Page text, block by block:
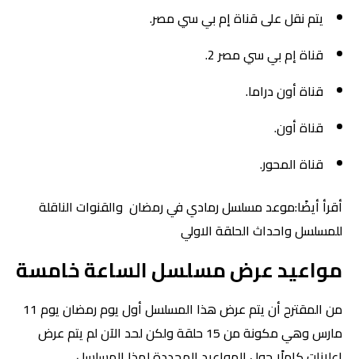
يتم نقل على قناة إم بي سي مصر.
قناة إم بي سي مصر 2.
قناة أون دراما.
قناة أون.
قناة المحور.
أقرأ أيضًا:موعد مسلسل رمادي في رمضان والقنوات الناقلة
للمسلسل واحداث الحلقة الاولي
مواعيد عرض مسلسل الساعة خامسة
من المقترح أن يتم عرض هذا المسلسل أول يوم رمضان يوم 11
مارس وهي مكونة من 15 حلقة ولكن لحد الآن لم يتم عرض